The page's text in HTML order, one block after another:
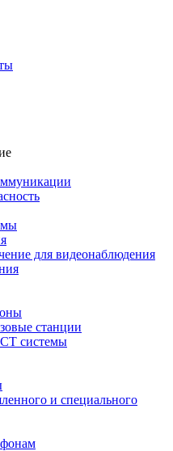
для видеонаблюдения
станции
системы
и специального